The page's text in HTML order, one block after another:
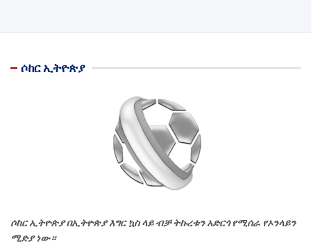
ሶከር ኢትዮጵያ
ሶከር ኢትዮጵያ በኢትዮጵያ እግር ኳስ ላይ ብቻ ትኩረቱን አድርጎ የሚሰራ የኦንላይን
ሚድያ ነው።